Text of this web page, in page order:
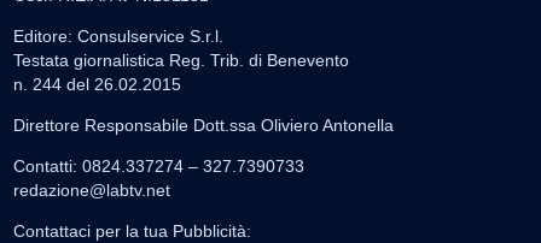
Editore: Consulservice S.r.l.
Testata giornalistica Reg. Trib. di Benevento
n. 244 del 26.02.2015
Direttore Responsabile Dott.ssa Oliviero Antonella
Contatti: 0824.337274 – 327.7390733
redazione@labtv.net
Contattaci per la tua Pubblicità: